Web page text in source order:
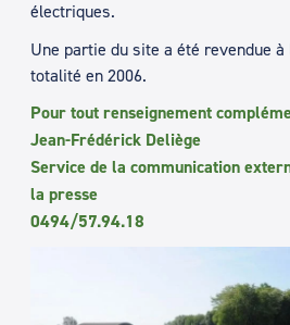
électriques.
Une partie du site a été revendue à
totalité en 2006.
Pour tout renseignement
Jean-Frédérick Deliège
Service de la communication
la presse
0494/57.94.18